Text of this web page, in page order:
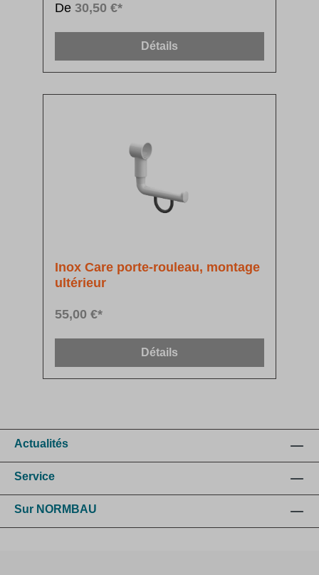
De 30,50 €*
Détails
Inox Care porte-rouleau, montage
ultérieur
55,00 €*
Détails
Actualités
Service
Sur NORMBAU